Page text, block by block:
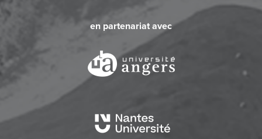
en partenariat avec